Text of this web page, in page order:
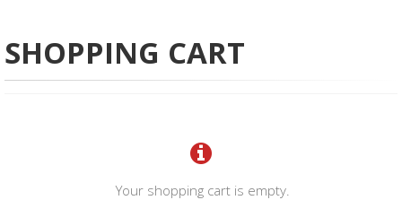
SHOPPING CART
Your shopping cart is empty.